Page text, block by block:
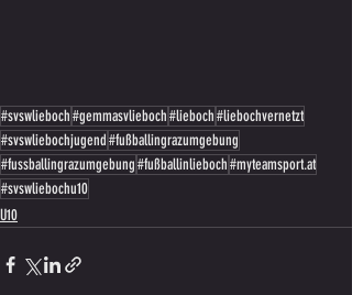
#svswlieboch#gemmasvlieboch#lieboch#liebochvernetzt
#svswliebochjugend#fußballingrazumgebung
#fussballingrazumgebung#fußballinlieboch#myteamsport.at
#svswliebochu10
U10